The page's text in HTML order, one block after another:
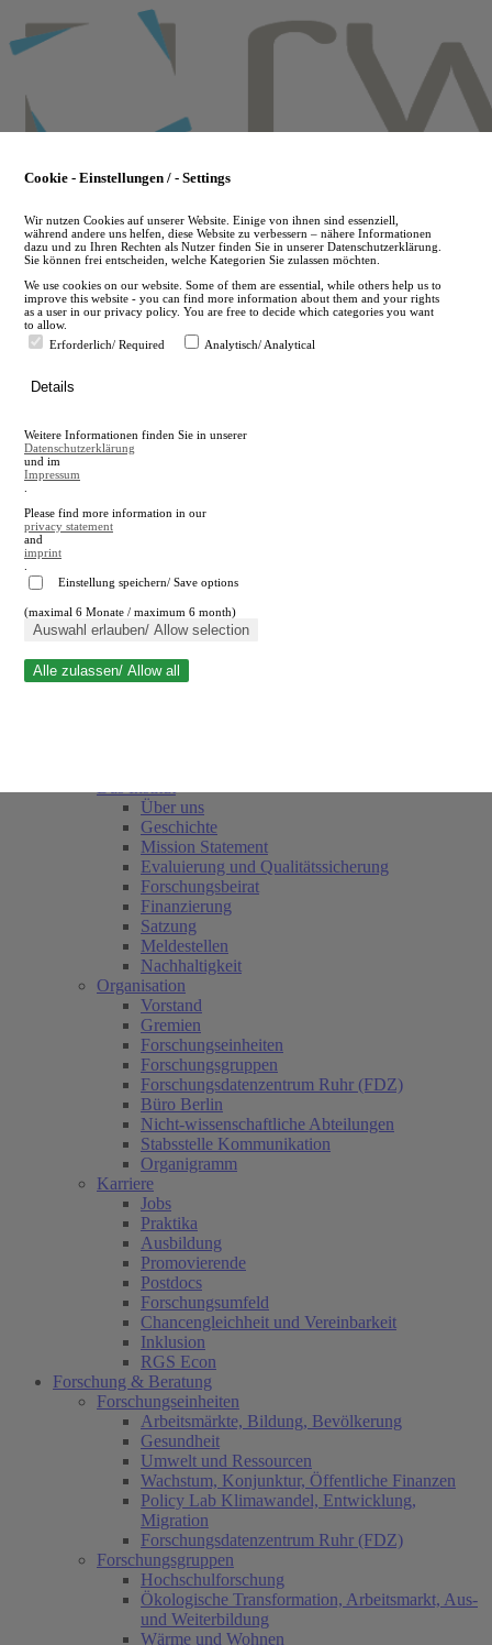
to
main
en
A
A
Suche schließen
Über uns
Geschichte
Mission Statement
Evaluierung und Qualitätssicherung
Forschungsbeirat
Finanzierung
Satzung
Meldestellen
Nachhaltigkeit
Organisation
Vorstand
Gremien
Forschungseinheiten
Forschungsgruppen
Forschungsdatenzentrum Ruhr (FDZ)
Büro Berlin
Nicht-wissenschaftliche Abteilungen
Stabsstelle Kommunikation
Organigramm
Karriere
Jobs
Praktika
Ausbildung
Promovierende
Postdocs
Forschungsumfeld
Chancengleichheit und Vereinbarkeit
Inklusion
RGS Econ
Forschung & Beratung
Forschungseinheiten
Arbeitsmärkte, Bildung, Bevölkerung
Gesundheit
Umwelt und Ressourcen
Wachstum, Konjunktur, Öffentliche Finanzen
Policy Lab Klimawandel, Entwicklung,
Migration
Forschungsdatenzentrum Ruhr (FDZ)
Forschungsgruppen
Hochschulforschung
Ökologische Transformation, Arbeitsmarkt, Aus-
und Weiterbildung
Wärme und Wohnen
Cookie - Einstellungen / - Settings
Wir nutzen Cookies auf unserer Website. Einige von ihnen sind essenziell,
während andere uns helfen, diese Website zu verbessern – nähere Informationen
dazu und zu Ihren Rechten als Nutzer finden Sie in unserer Datenschutzerklärung.
Sie können frei entscheiden, welche Kategorien Sie zulassen möchten.
We use cookies on our website. Some of them are essential, while others help us to
improve this website - you can find more information about them and your rights
as a user in our privacy policy. You are free to decide which categories you want
to allow.
Erforderlich/ Required
Analytisch/ Analytical
Details
Weitere Informationen finden Sie in unserer
Datenschutzerklärung
und im
Impressum
Please find more information in our
privacy statement
and
imprint
Einstellung speichern/ Save options
(maximal 6 Monate / maximum 6 month)
Auswahl erlauben/ Allow selection
Alle zulassen/ Allow all